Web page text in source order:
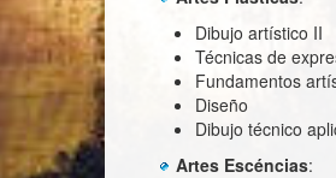
Dibujo
Técnicas de
Fundamentos
Diseño
Dibujo técnico
Artes Escéncias: